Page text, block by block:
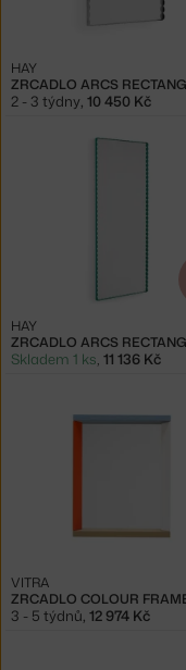
HAY
2 - 3 týdny, 10 450 Kč
HAY
Skladem 1 ks 11 136 Kč
VITRA
3 - 5 týdnů, 12 974 Kč